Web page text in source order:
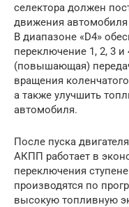
селектора должен
движения
В диапазоне «D4»
переключение 1, 2, 3 и
(повышающая)
вращения
а также улучшить
автомобиля.
После пуска
АКПП работает в
переключения
производятся по
высокую топливную